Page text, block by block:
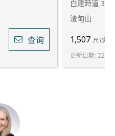
查询
白建時道 33
渣甸山
1,507 尺 (实
更新日期: